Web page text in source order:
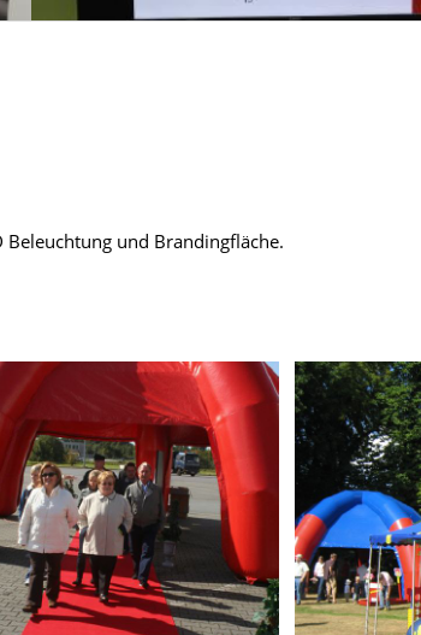
Beleuchtung und Brandingfläche.